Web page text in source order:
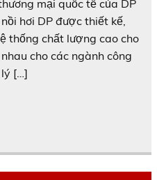
mại quốc tế của DP
hơi DP được thiết kế,
thống chất lượng cao cho
cho các ngành công
[…]